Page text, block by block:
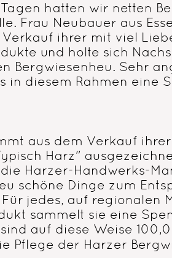
hatten wir netten
Frau Neubauer aus
ihrer mit viel
und holte sich
Bergwiesenheu. Sehr
in diesem Rahmen eine
aus dem Verkauf
Harz"
Harzer-Handwerks-
schöne Dinge zum
jedes, auf regionalen
sammelt sie eine
auf diese Weise
Pflege der Harzer